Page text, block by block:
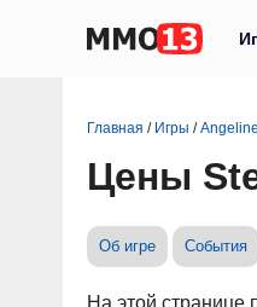
Главная / Игры /
Цены
Об игре События
На этой странице